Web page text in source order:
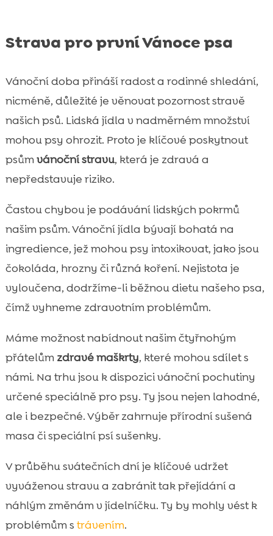
Strava pro první Vánoce psa
Vánoční doba přináší radost a rodinné shledání,
nicméně, důležité je věnovat pozornost stravě
našich psů. Lidská jídla v nadměrném množství
mohou psy ohrozit. Proto je klíčové poskytnout
psůmvánoční stravu, která je zdravá a
nepředstavuje riziko.
Častou chybou je podávání lidských pokrmů
našim psům. Vánoční jídla bývají bohatá na
ingredience, jež mohou psy intoxikovat, jako jsou
čokoláda, hrozny či různá koření. Nejistota je
vyloučena, dodržíme-li běžnou dietu našeho psa,
čímž vyhneme zdravotním problémům.
Máme možnost nabídnout našim čtyřnohým
přátelům zdravé maškrty, které mohou sdílet s
námi. Na trhu jsou k dispozici vánoční pochutiny
určené speciálně pro psy. Ty jsou nejen lahodné,
ale i bezpečné. Výběr zahrnuje přírodní sušená
masa či speciální psí sušenky.
V průběhu svátečních dní je klíčové udržet
vyváženou stravu a zabránit tak přejídání a
náhlým změnám v jídelníčku. Ty by mohly vést k
problémům s trávením.